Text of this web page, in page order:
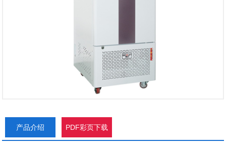
产品介绍 PDF彩页下载